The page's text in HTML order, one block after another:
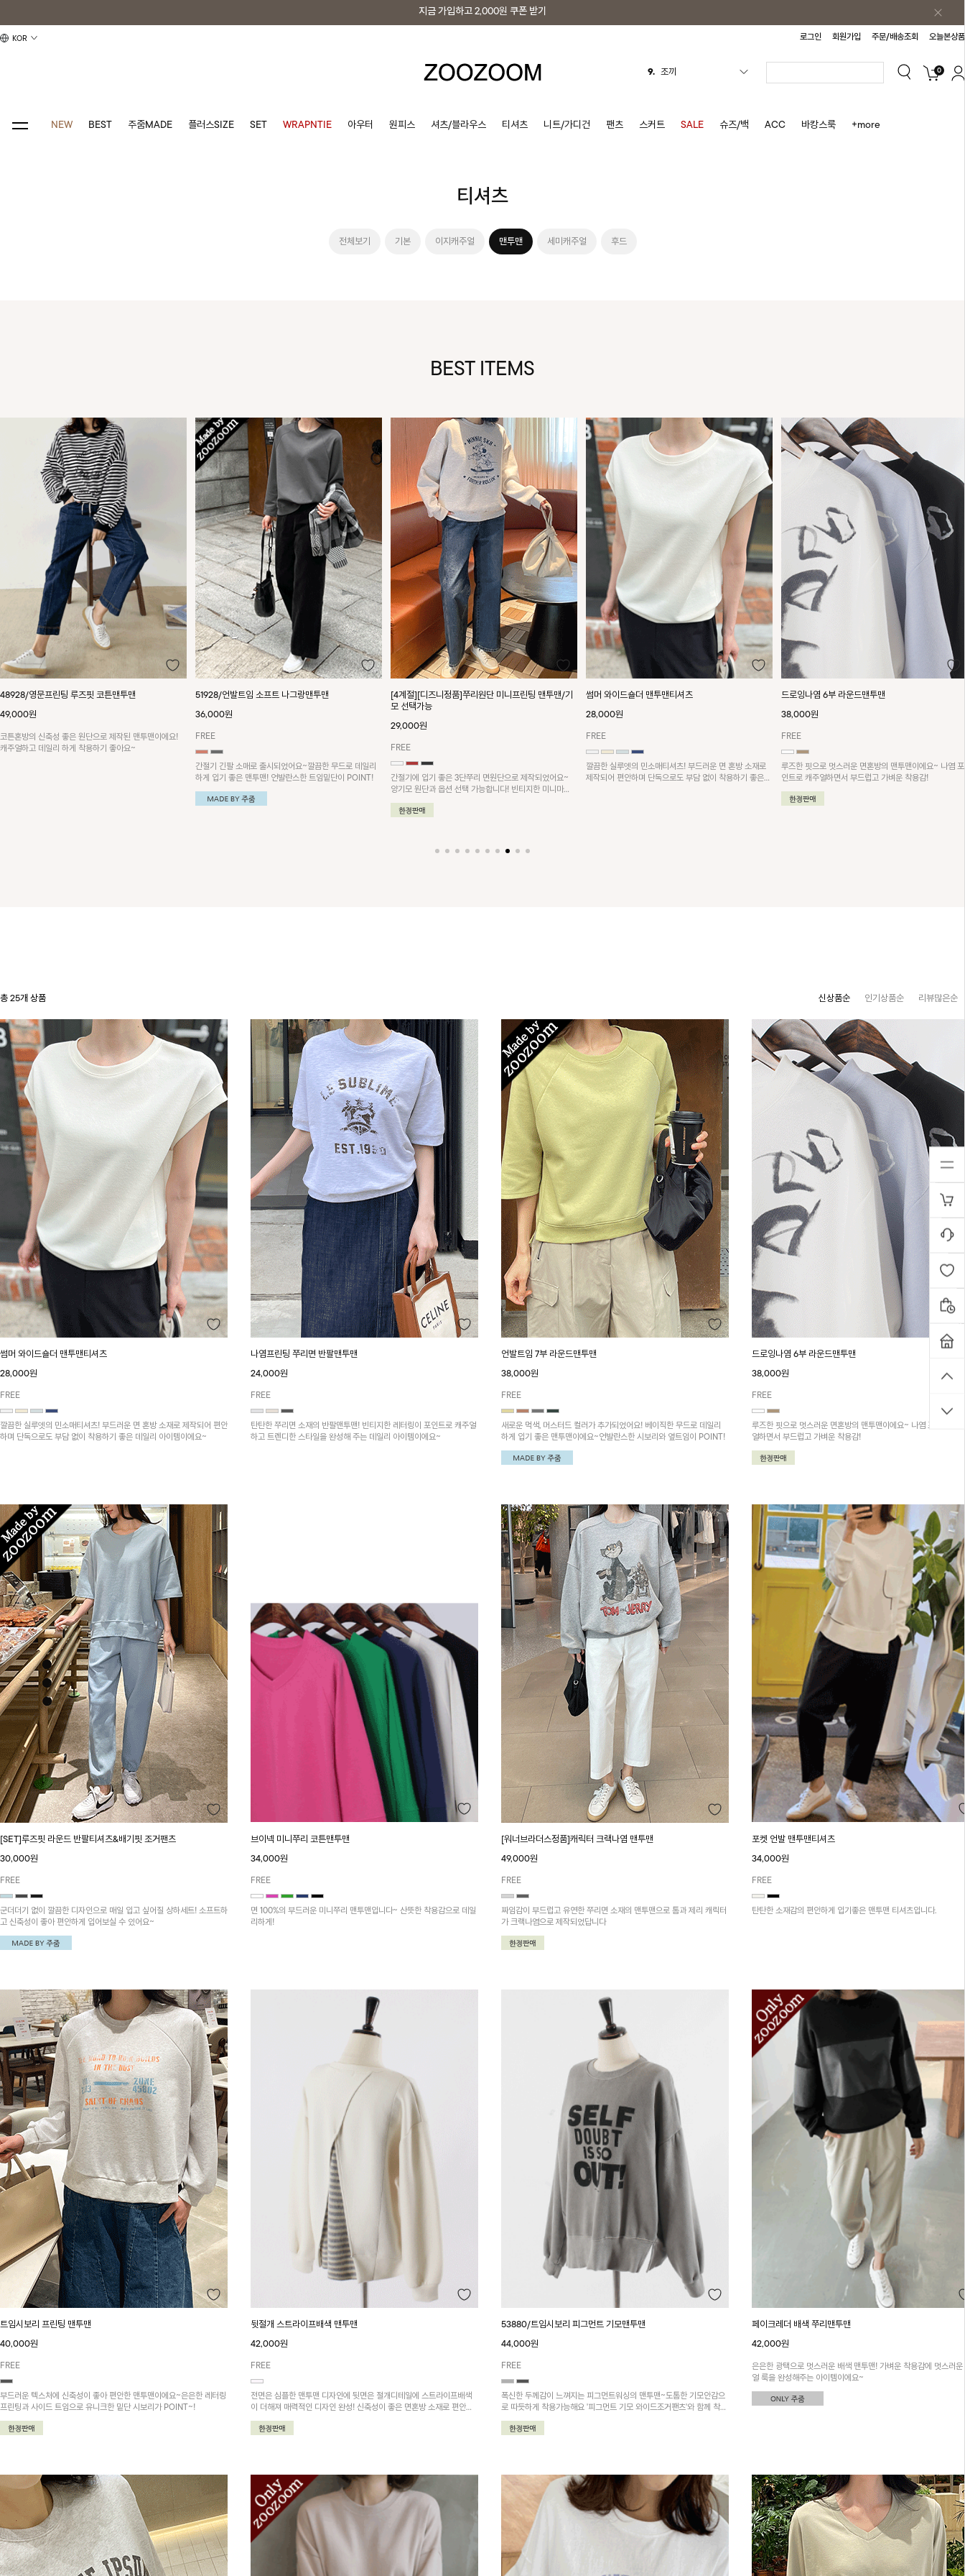
지금 가입하고 2,000원 쿠폰 받기
KOR 로그인 회원가입 주문/배송조회 오늘본상품
9. 조끼 0
NEW BEST 주줌MADE 플러스SIZE SET WRAPNTIE 아우터 원피스 셔츠/블라우스 티셔츠 니트/가디건 팬츠 스커트 SALE 슈즈/백 ACC 바캉스룩 +more
티셔츠
전체보기 기본 이지캐주얼 맨투맨 세미캐주얼 후드
BEST ITEMS
51928/언발트임 소프트 나그랑맨투맨
36,000원
FREE
[4계절][디즈니정품]쭈리원단 미니프린팅 맨투맨/기
FREE
간절기에 입기 좋은 3단쭈리 면원단으로 제작되었어요~
양기모 원단과 옵션 선택 가능합니다! 빈티지한 미니마우
스 프린팅이 POINT!
썸머 와이드숄더 맨투맨티셔츠
깔끔한 실루엣의 민소매티셔츠! 부드러운 면 혼방 소재로
제작되어 편안하며 단독으로도 부담 없이 착용하기 좋은
데일리 아이템이에요~
드로잉나염 6부 라운드맨투맨
38,000원
FREE
루즈한 핏으로 멋스러운 면혼방의 맨투맨이에요~ 나염 포
인트로 캐주얼하면서 부드럽고 가벼운 착용감!
나염프린팅 쭈리면 반팔맨투맨
24,000원
FREE
탄탄한 쭈리면 소재의 반팔맨투맨! 빈티지한 레터링이 포
인트로 캐주얼하고 트렌디한 스타일을 완성해 주는 데일
리 아이템이에요~
총 25개 상품 신상품순 인기상품순 리뷰많은순
썸머 와이드숄더 맨투맨티셔츠
28,000원
FREE
깔끔한 실루엣의 민소매티셔츠! 부드러운 면 혼방 소재로 제작되어 편안
하며 단독으로도 부담 없이 착용하기 좋은 데일리 아이템이에요~
나염프린팅 쭈리면 반팔맨투맨
24,000원
FREE
탄탄한 쭈리면 소재의 반팔맨투맨! 빈티지한 레터링이 포인트로 캐주얼
하고 트렌디한 스타일을 완성해 주는 데일리 아이템이에요~
언발트임 7부 라운드맨투맨
38,000원
FREE
새로운 먹색, 머스터드 컬러가 추가되었어요! 베이직한 무드로 데일리
하게 입기 좋은 맨투맨이에요~언발란스한 시보리와 옆트임이 POINT!
드로잉나염 6부 라운드맨투맨
38,000원
FREE
루즈한 핏으로 멋스러운 면혼방의 맨투맨이에요~ 나염 포인트로
얼하면서 부드럽고 가벼운 착용감!
[SET]루즈핏 라운드 반팔티셔츠&배기핏 조거팬츠
30,000원
FREE
군더더기 없이 깔끔한 디자인으로 매일 입고 싶어질 상하세트! 소프트하
고 신축성이 좋아 편안하게 입어보실 수 있어요~
브이넥 미니쭈리 코튼맨투맨
34,000원
FREE
면 100%의 부드러운 미니쭈리 맨투맨입니다~ 산뜻한 착용감으로 데일
리하게!
[워너브라더스정품]캐릭터 크랙나염 맨투맨
49,000원
FREE
짜임감이 부드럽고 유연한 쭈리면 소재의 맨투맨으로 톰과 제리 캐릭터
가 크랙나염으로 제작되었답니다
포켓 언발 맨투맨티셔츠
34,000원
FREE
탄탄한 소재감의 편안하게 입기좋은 맨투맨 티셔츠입니다.
트임시보리 프린팅 맨투맨
40,000원
FREE
부드러운 텍스처에 신축성이 좋아 편안한 맨투맨이에요~은은한 레터링
프린팅과 사이드 트임으로 유니크한 밑단 시보리가 POINT~!
뒷절개 스트라이프배색 맨투맨
42,000원
FREE
전면은 심플한 맨투맨 디자인에 뒷면은 절개디테일에 스트라이프배색
이 더해져 매력적인 디자인 완성! 신축성이 좋은 면혼방 소재로 편안하
게 착용돼요~
53880/트임시보리 피그먼트 기모맨투맨
44,000원
FREE
폭신한 두께감이 느껴지는 피그먼트워싱의 맨투맨~도톰한 기모안감으
로 따듯하게 착용가능해요 '피그먼트 기모 와이드조거팬츠'와 함께 착용
하면 더욱 멋져요~
페이크레더 배색 쭈리맨투맨
42,000원
은은한 광택으로 멋스러운 배색 맨투맨! 가벼운 착용감에 멋스러운
얼 룩을 완성해주는 아이템이에요~